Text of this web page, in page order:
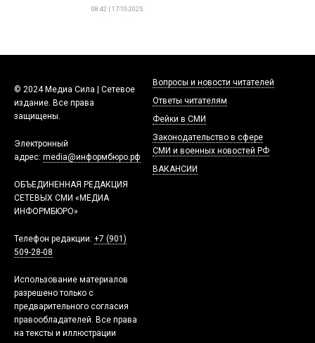
08:42 | 17-10-2025
© 2024 Медиа Сила | Сетевое
издание. Все права
защищены.
Электронный
адрес: media@информбюро.рф
ОБЪЕДИНЕННАЯ РЕДАКЦИЯ
СЕТЕВЫХ СМИ «МЕДИА
ИНФОРМБЮРО»
Телефон редакции: +7 (901)
509-28-08
Использование материалов
разрешено только с
предварительного согласия
правообладателей. Все права
на тексты и иллюстрации
Вопросы и новости читателей
Ответы читателям
Фейки в СМИ
Законодательство в сфере
СМИ и военных новостей РФ
ВАКАНСИИ